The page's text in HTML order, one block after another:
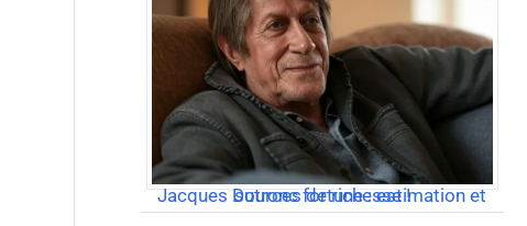
Jacques Dutronc fortune : estimation et sources de richesse !